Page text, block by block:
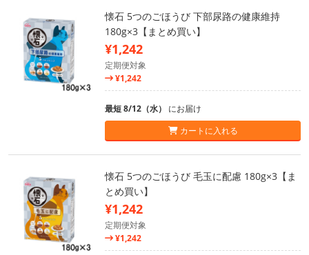
懐石 5つのごほうび 下部尿路の健康維持
180g×3【まとめ買い】
¥1,242
定期便対象
¥1,242
最短 8/12（水） にお届け
カートに入れる
懐石 5つのごほうび 毛玉に配慮 180g×3【ま
とめ買い】
¥1,242
定期便対象
¥1,242